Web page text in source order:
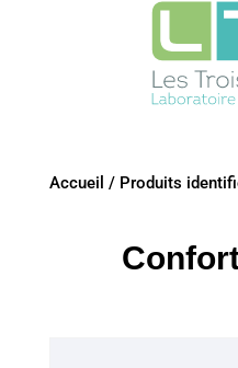
Accueil / Produits